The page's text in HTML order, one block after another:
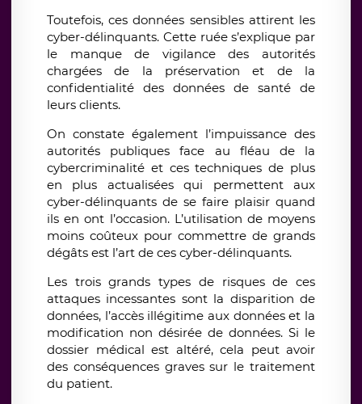
Toutefois, ces données sensibles attirent les
cyber-délinquants. Cette ruée s’explique par
le manque de vigilance des autorités
chargées de la préservation et de la
confidentialité des données de santé de
leurs clients.
On constate également l’impuissance des
autorités publiques face au fléau de la
cybercriminalité et ces techniques de plus
en plus actualisées qui permettent aux
cyber-délinquants de se faire plaisir quand
ils en ont l’occasion. L’utilisation de moyens
moins coûteux pour commettre de grands
dégâts est l’art de ces cyber-délinquants.
Les trois grands types de risques de ces
attaques incessantes sont la disparition de
données, l’accès illégitime aux données et la
modification non désirée de données. Si le
dossier médical est altéré, cela peut avoir
des conséquences graves sur le traitement
du patient.